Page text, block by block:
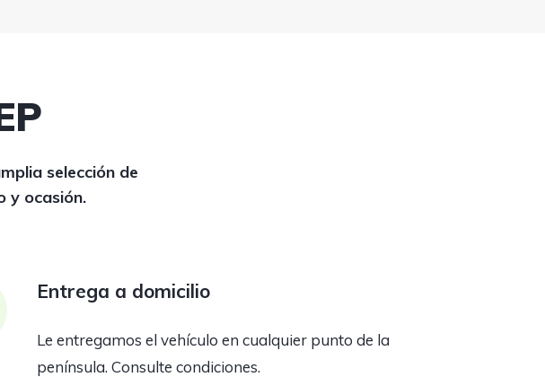
selección de
y ocasión.
Entrega a domicilio
Le entregamos el vehículo en cualquier punto de la
península. Consulte condiciones.